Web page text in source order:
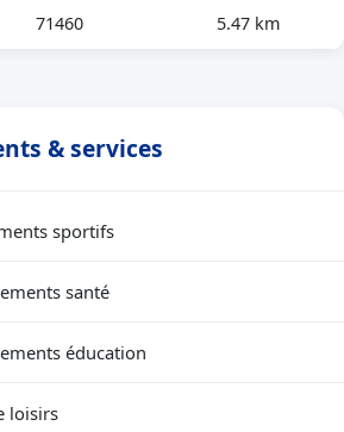
71460 5.47 km
& services
sportifs
santé
éducation
loisirs